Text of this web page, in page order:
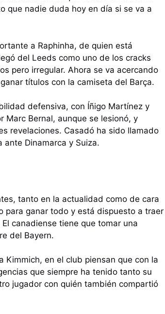
que nadie duda hoy en día si se va a
a Raphinha, de quien está
del Leeds como uno de los cracks
pero irregular. Ahora se va acercando
títulos con la camiseta del Barça.
defensiva, con Íñigo Martínez y
Marc Bernal, aunque se lesionó, y
revelaciones. Casadó ha sido llamado
ante Dinamarca y Suiza.
tanto en la actualidad como de cara
para ganar todo y está dispuesto a traer
canadiense tiene que tomar una
del Bayern.
Kimmich, en el club piensan que con la
que siempre ha tenido tanto su
jugador con quién también compartió